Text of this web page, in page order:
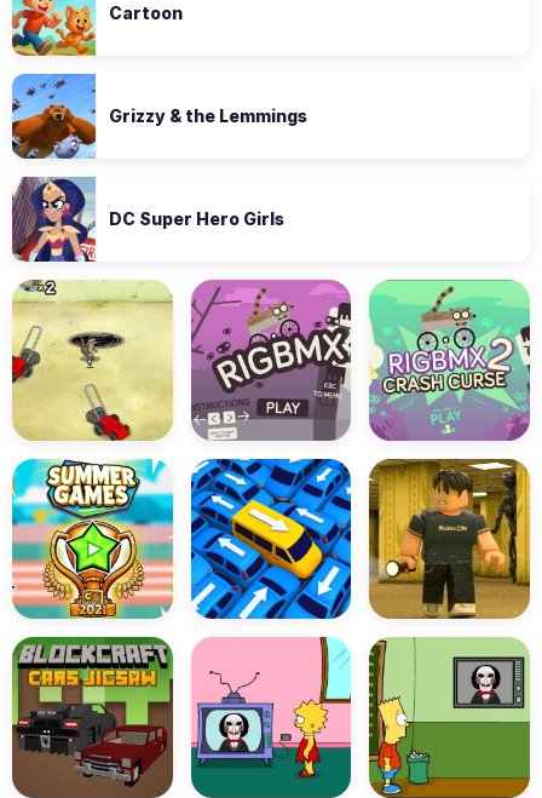
Cartoon
Grizzy & the Lemmings
DC Super Hero Girls